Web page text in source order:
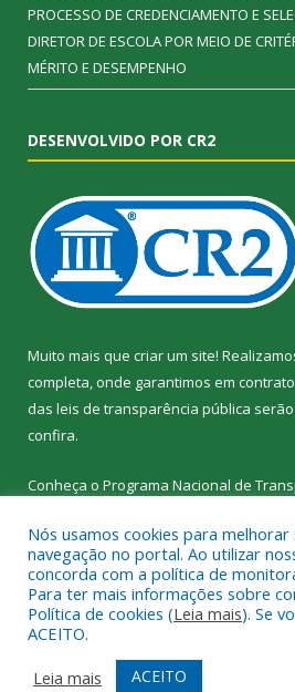
PROCESSO DE CREDENCIAMENTO E
DIRETOR DE ESCOLA POR MEIO DE
MÉRITO E DESEMPENHO
DESENVOLVIDO POR CR2
Muito mais que criar um site!
completa, onde garantimos em
das leis de transparência pública
confira.
Conheça o Programa Nacional de
Todos os direitos reservados a
Educação de Senador
Mapa do Site
Acessar Área
Nós usamos cookies para melhorar
navegação no portal. Ao utilizar
concorda com a política de
Para ter mais informações sobre
Política de cookies (Leia mais). Se
ACEITO.
Leia mais
ACEITO